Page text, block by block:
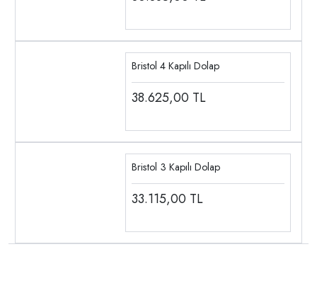
Bristol 4 Kapılı Dolap
38.625,00 TL
Bristol 3 Kapılı Dolap
33.115,00 TL